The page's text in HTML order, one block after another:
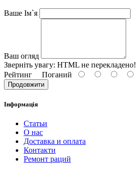
Ваше Ім`я
Ваш огляд
Зверніть увагу: HTML не перекладено!
Рейтинг Поганий
Продовжити
Інформація
Статьи
О нас
Доставка и оплата
Контакти
Ремонт раций